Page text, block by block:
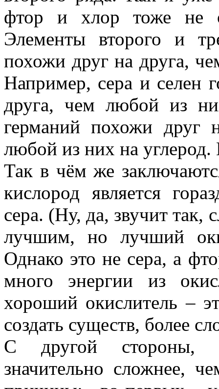
фтор и хлор тоже не
Элементы второго и
похожи друг на друга,
Например, сера и селен
друга, чем любой из
германий похожи друг
любой из них на углерод.
Так в чём же
кислород является
сера. (Ну, да, звучит так,
лучшим, но лучший
Однако это не сера, а
много энергии из
хороший окислитель –
создать существ, более
С другой стороны,
значительно сложнее,